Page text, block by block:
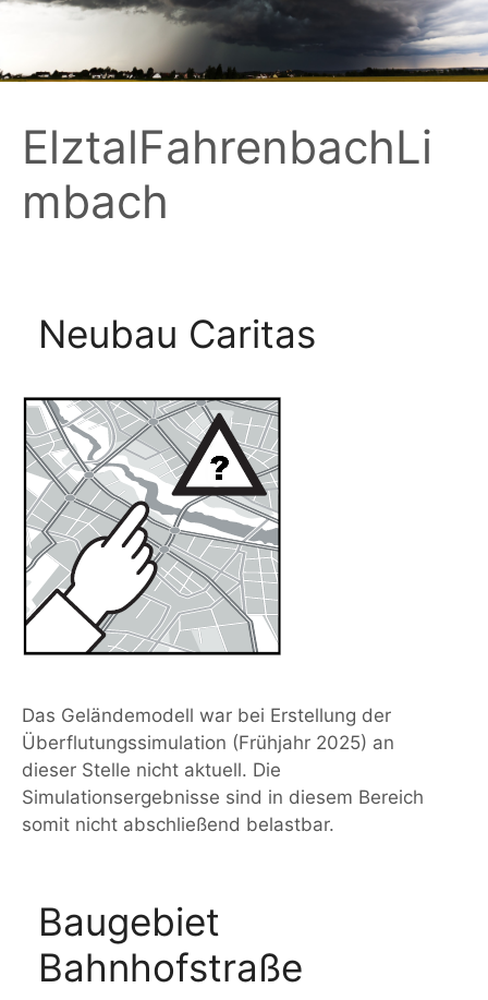
Zum
springen
ElztalFahrenbachLi
mbach
Neubau Caritas
Das Geländemodell war bei Erstellung der
Überflutungssimulation (Frühjahr 2025) an
dieser Stelle nicht aktuell. Die
Simulationsergebnisse sind in diesem Bereich
somit nicht abschließend belastbar.
Baugebiet
Bahnhofstraße